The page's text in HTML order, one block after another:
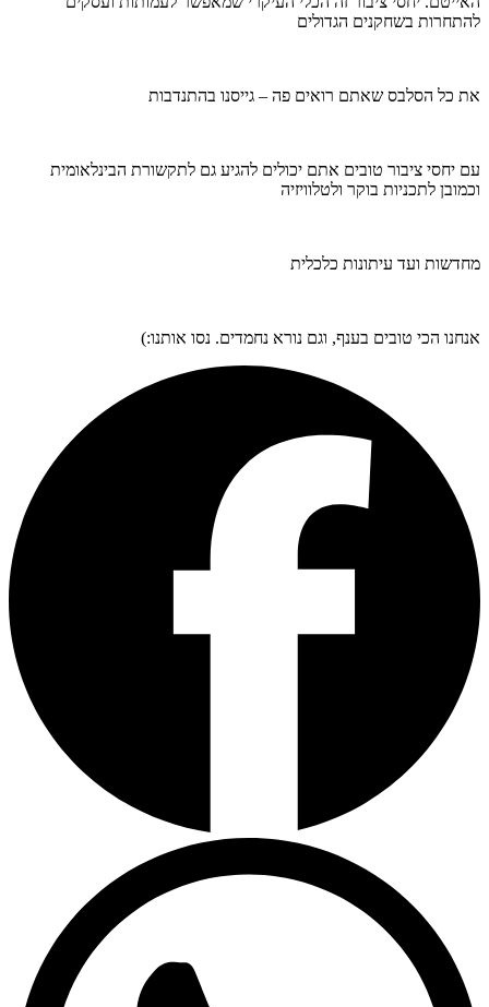
להתחרות בשחקנים הגדולים
את כל הסלבס שאתם רואים פה – גייסנו בהתנדבות
עם יחסי ציבור טובים אתם יכולים להגיע גם לתקשורת הבינלאומית
וכמובן לתכניות בוקר ולטלוויזיה
מחדשות ועד עיתונות כלכלית
אנחנו הכי טובים בענף, וגם נורא נחמדים. נסו אותנו:)